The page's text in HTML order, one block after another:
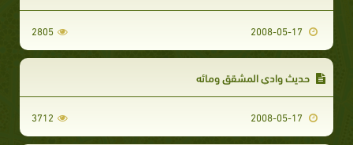
2805
حديث وادي المشقق ومائه
3712